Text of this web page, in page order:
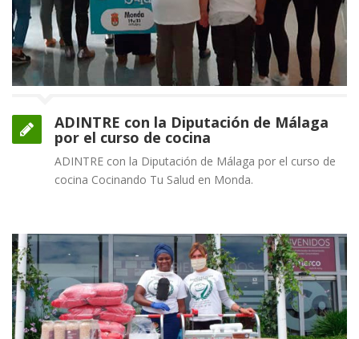
ADINTRE con la Diputación de Málaga
por el curso de cocina
ADINTRE con la Diputación de Málaga por el curso de
cocina Cocinando Tu Salud en Monda.